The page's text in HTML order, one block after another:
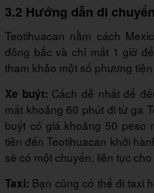
3.2 Hướng dẫn di
Teotihuacan nằm cách
đông bắc và chỉ mất 1 giờ
tham khảo một số phương
Xe buýt: Cách dễ nhất để
mất khoảng 60 phút đi từ ga
buýt có giá khoảng 50 peso
tiên đến Teotihuacan khởi
sẽ có một chuyến, liên tục
Taxi: Bạn cũng có thể đi taxi